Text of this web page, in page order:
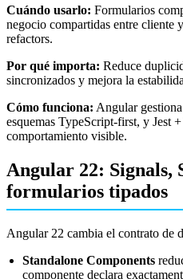
Cuándo usarlo: Formularios
negocio compartidas entre cliente
refactors.
Por qué importa: Reduce
sincronizados y mejora la
Cómo funciona: Angular
esquemas TypeScript-first, y Jest
comportamiento visible.
Angular 22: Signals,
formularios tipados
Angular 22 cambia el contrato de
Standalone Components
componente declara